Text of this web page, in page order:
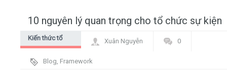
Home
Giới thiệu
10 nguyên lý quan trọng cho tổ chức sự kiện
Kiến thức tổ
Xuân Nguyễn 0
Blog, Framework